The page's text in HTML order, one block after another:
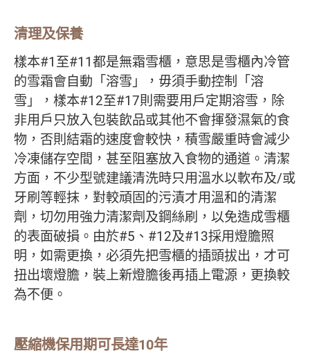
清理及保養
樣本#1至#11都是無霜雪櫃，意思是雪櫃內冷管
的雪霜會自動「溶雪」，毋須手動控制「溶
雪」，樣本#12至#17則需要用戶定期溶雪，除
非用戶只放入包裝飲品或其他不會揮發濕氣的食
物，否則結霜的速度會較快，積雪嚴重時會減少
冷凍儲存空間，甚至阻塞放入食物的通道。清潔
方面，不少型號建議清洗時只用溫水以軟布及/或
牙刷等輕抹，對較頑固的污漬才用溫和的清潔
劑，切勿用強力清潔劑及鋼絲刷，以免造成雪櫃
的表面破損。由於#5、#12及#13採用燈膽照
明，如需更換，必須先把雪櫃的插頭拔出，才可
扭出壞燈膽，裝上新燈膽後再插上電源，更換較
為不便。
壓縮機保用期可長達10年